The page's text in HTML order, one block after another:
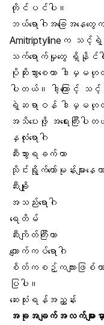
တိုင်ပင်ပါ။
ဘယ်ရောဂါအခြေအနေ
Amitriptylineက သင့်ရဲ့ န
သက်ရောက်မှုတွေ ရှိနိုင်ပ
ပိုဆိုးသွားစေတာ ဒါမှမဟု
ပါတယ်။ ဒါ့ကြောင့် သ
ရဲ့ဆရာဝန် ဒါမှမဟုတ်
အသိပေးဖို့ အရေးကြီးပ
နှလုံးရောဂါ
ဆီးသွားရခက်တာ
သိုင်းရွိုက်ဟော်မုန်းများနေတ
ဆီးချို
အသည်းရောဂါ
ရေတိမ်
ဆီးကျိတ်ကြီးတာ
ကျောက်ကပ်ရောဂါ
စိတ်ကစဉ့်ကလျားဖြစ်
ပြပါ။
ဆေးသုံးရန်အညွှန်း
အခုအချက်အလက်များမှ